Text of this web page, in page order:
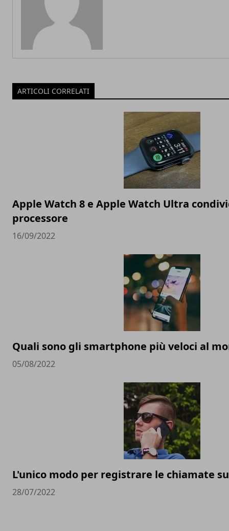
ARTICOLI CORRELATI
Apple Watch 8 e Apple Watch Ultra
processore
16/09/2022
Quali sono gli smartphone più veloci al
05/08/2022
L'unico modo per registrare le chiamate
28/07/2022